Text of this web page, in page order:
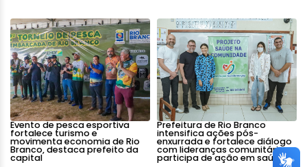
Evento de pesca esportiva
fortalece turismo e
movimenta economia de Rio
Branco, destaca prefeito da
capital
Prefeitura de Rio Branco
intensifica ações pós-
enxurrada e fortalece diálogo
com lideranças comunitárias e
participa de ação em saúde